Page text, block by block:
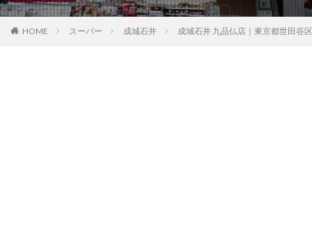
HOME スーパー 成城石井 成城石井 九品仏店｜東京都世田谷
鳥取県
島根県 岡山県 広島県
山口県
徳島県
香川県 愛媛県 高知県
福岡県
佐賀県
長崎県 熊本県 大分県
宮崎県